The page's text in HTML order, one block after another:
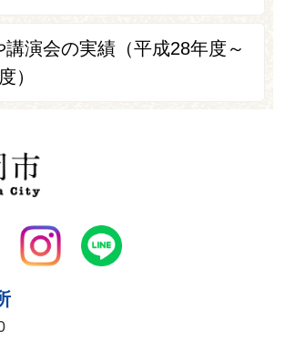
講演会の実績（平成28年度～
）